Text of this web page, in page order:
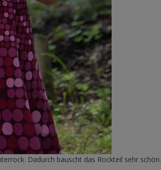
Dadurch bauscht das Rockteil sehr schön.